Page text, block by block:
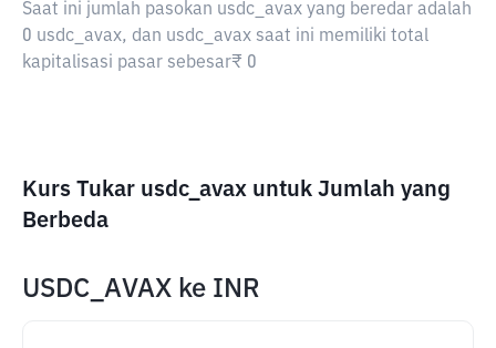
Saat ini jumlah pasokan usdc_avax yang beredar adalah
0 usdc_avax, dan usdc_avax saat ini memiliki total
kapitalisasi pasar sebesar₹ 0
Kurs Tukar usdc_avax untuk Jumlah yang
Berbeda
USDC_AVAX ke INR